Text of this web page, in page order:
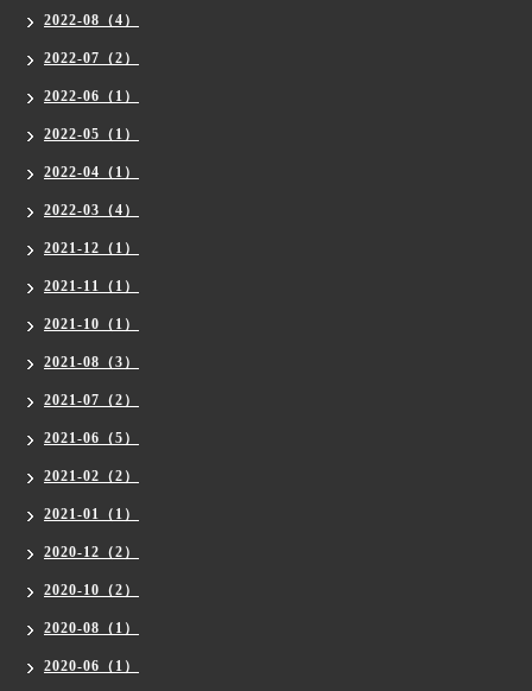
2022-08（4）
2022-07（2）
2022-06（1）
2022-05（1）
2022-04（1）
2022-03（4）
2021-12（1）
2021-11（1）
2021-10（1）
2021-08（3）
2021-07（2）
2021-06（5）
2021-02（2）
2021-01（1）
2020-12（2）
2020-10（2）
2020-08（1）
2020-06（1）